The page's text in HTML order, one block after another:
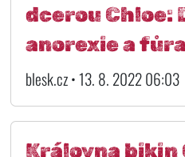
dcerou Chloe:
anorexie a
blesk.cz • 13. 8. 2022 06:03
Královna bikin